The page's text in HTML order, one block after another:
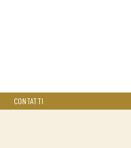
CONTATTI